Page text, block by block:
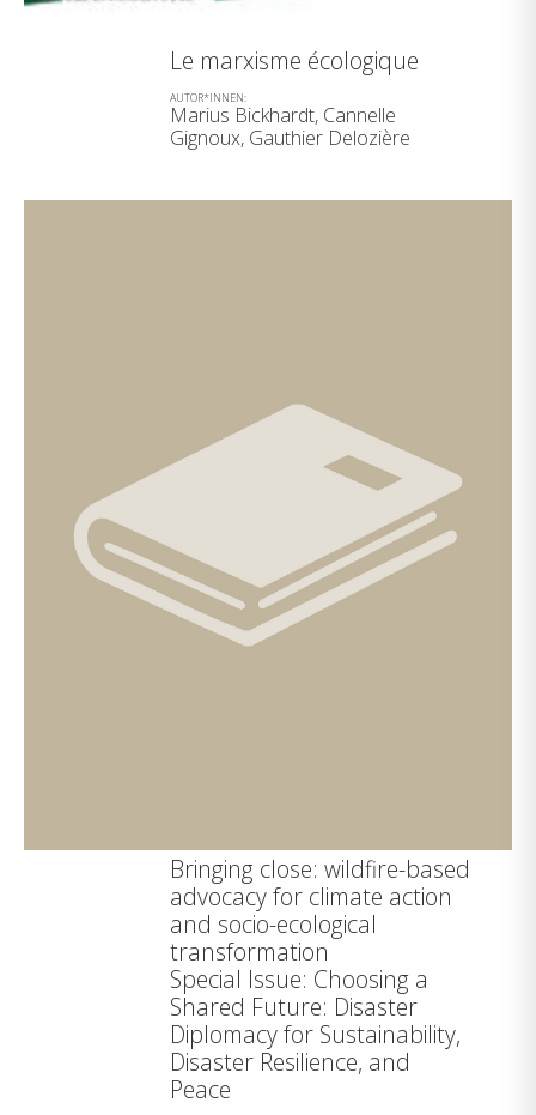
Le marxisme écologique
AUTOR*INNEN:
Marius Bickhardt, Cannelle
Gignoux, Gauthier Delozière
Bringing close: wildfire-based
advocacy for climate action
and socio-ecological
transformation
Special Issue: Choosing a
Shared Future: Disaster
Diplomacy for Sustainability,
Disaster Resilience, and
Peace